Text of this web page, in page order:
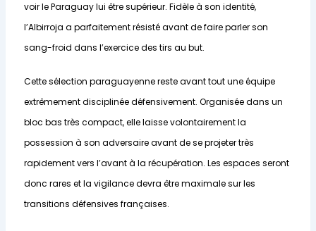
voir le Paraguay lui être supérieur. Fidèle à son identité,
l’Albirroja a parfaitement résisté avant de faire parler son
sang-froid dans l’exercice des tirs au but.
Cette sélection paraguayenne reste avant tout une équipe
extrêmement disciplinée défensivement. Organisée dans un
bloc bas très compact, elle laisse volontairement la
possession à son adversaire avant de se projeter très
rapidement vers l’avant à la récupération. Les espaces seront
donc rares et la vigilance devra être maximale sur les
transitions défensives françaises.